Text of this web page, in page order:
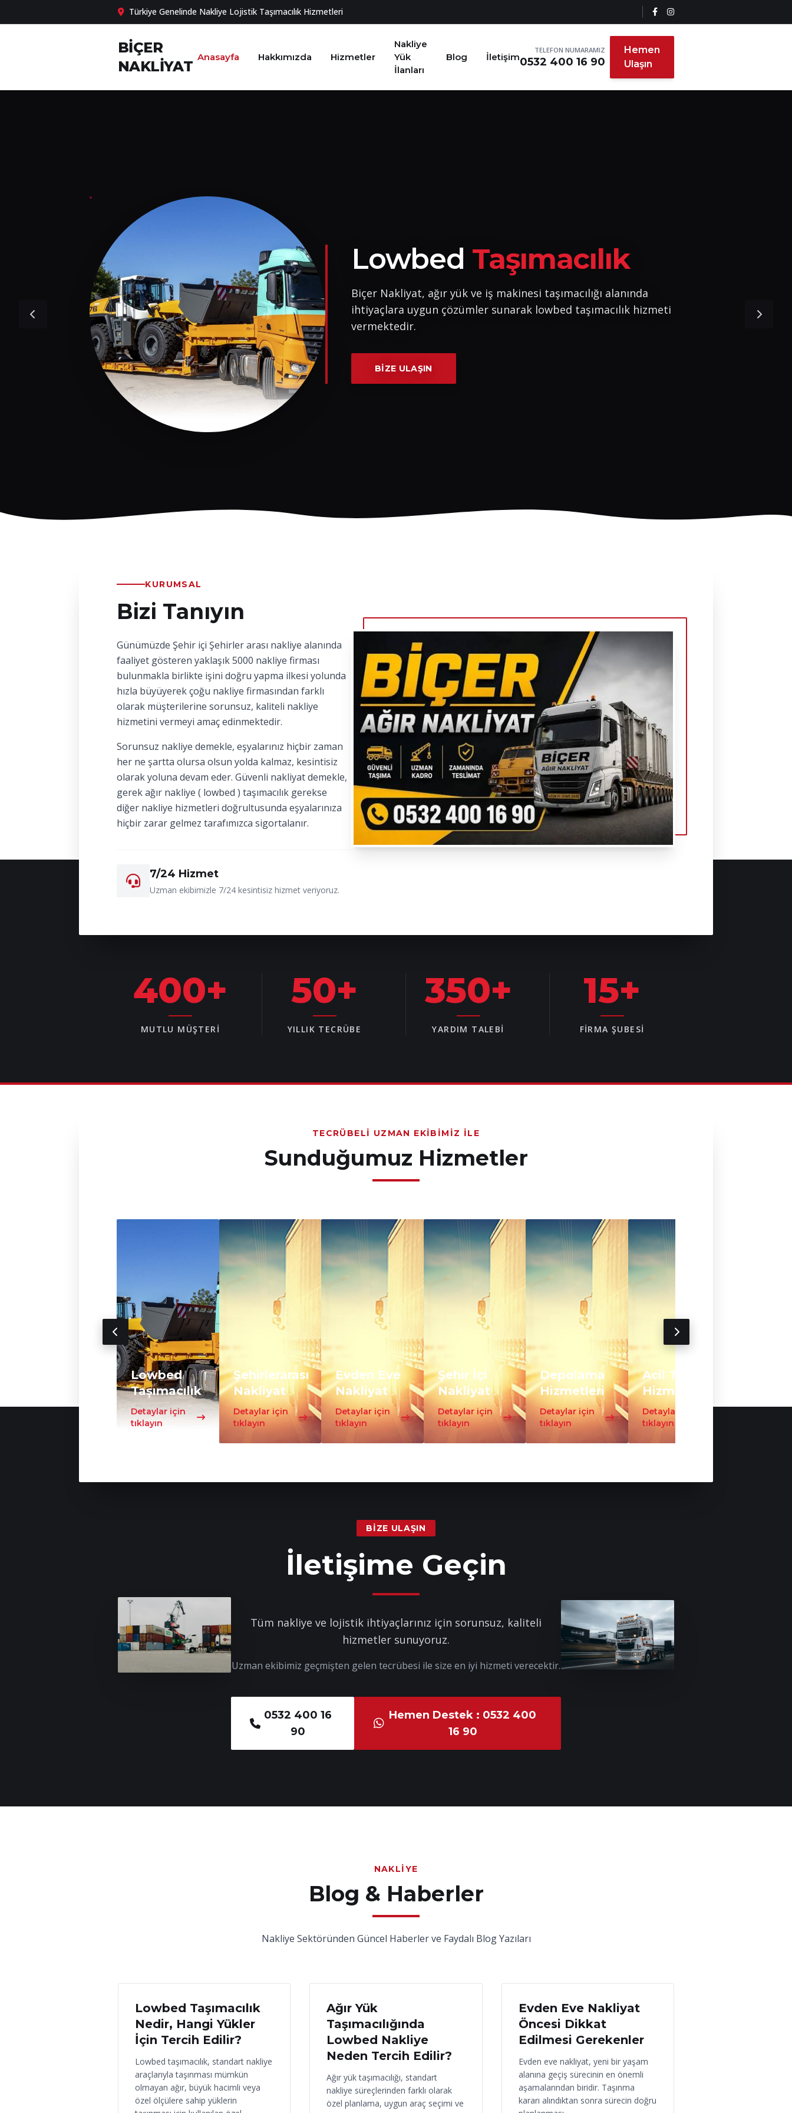
Türkiye Genelinde Nakliye Lojistik Taşımacılık Hizmetleri
BİÇER
NAKLİYAT
Anasayfa Hakkımızda Hizmetler
Nakliye
Yük
İlanları
Blog İletişim
TELEFON NUMARAMIZ
0532 400 16 90
Hemen
Ulaşın
Lowbed Taşımacılık
Biçer Nakliyat, ağır yük ve iş makinesi taşımacılığı alanında
ihtiyaçlara uygun çözümler sunarak lowbed taşımacılık hizmeti
vermektedir.
BIZE ULAŞIN
KURUMSAL
Bizi Tanıyın
Günümüzde Şehir içi Şehirler arası nakliye alanında
faaliyet gösteren yaklaşık 5000 nakliye firması
bulunmakla birlikte işini doğru yapma ilkesi yolunda
hızla büyüyerek çoğu nakliye firmasından farklı
olarak müşterilerine sorunsuz, kaliteli nakliye
hizmetini vermeyi amaç edinmektedir.
Sorunsuz nakliye demekle, eşyalarınız hiçbir zaman
her ne şartta olursa olsun yolda kalmaz, kesintisiz
olarak yoluna devam eder. Güvenli nakliyat demekle,
gerek ağır nakliye ( lowbed ) taşımacılık gerekse
diğer nakliye hizmetleri doğrultusunda eşyalarınıza
hiçbir zarar gelmez tarafımızca sigortalanır.
7/24 Hizmet
Uzman ekibimizle 7/24 kesintisiz hizmet veriyoruz.
400+
MUTLU MÜŞTERI
50+
YILLIK TECRÜBE
350+
YARDIM TALEBI
15+
FIRMA ŞUBESI
TECRÜBELI UZMAN EKIBIMIZ İLE
Sunduğumuz Hizmetler
Lowbed
Taşımacılık
Detaylar için
tıklayın
Şehirlerarası
Nakliyat
Detaylar için
tıklayın
Evden Eve
Nakliyat
Detaylar için
tıklayın
Şehir İçi
Nakliyat
Detaylar için
tıklayın
Depolama
Hizmetleri
Detaylar için
tıklayın
Acil Taşıma
Hizmeti
Detaylar için
tıklayın
BIZE ULAŞIN
İletişime Geçin
Tüm nakliye ve lojistik ihtiyaçlarınız için sorunsuz, kaliteli
hizmetler sunuyoruz.
Uzman ekibimiz geçmişten gelen tecrübesi ile size en iyi hizmeti verecektir.
0532 400 16
90
Hemen Destek : 0532 400
16 90
NAKLIYE
Blog & Haberler
Nakliye Sektöründen Güncel Haberler ve Faydalı Blog Yazıları
18 Haziran 2026
Lowbed Taşımacılık
Nedir, Hangi Yükler
İçin Tercih Edilir?
Lowbed taşımacılık, standart nakliye
araçlarıyla taşınması mümkün
olmayan ağır, büyük hacimli veya
özel ölçülere sahip yüklerin
17 Haziran 2026
Ağır Yük
Taşımacılığında
Lowbed Nakliye
Neden Tercih Edilir?
Ağır yük taşımacılığı, standart
nakliye süreçlerinden farklı olarak
özel planlama, uygun araç seçimi ve
16 Haziran 2026
Evden Eve Nakliyat
Öncesi Dikkat
Edilmesi Gerekenler
Evden eve nakliyat, yeni bir yaşam
alanına geçiş sürecinin en önemli
aşamalarından biridir. Taşınma
kararı alındıktan sonra sürecin doğru